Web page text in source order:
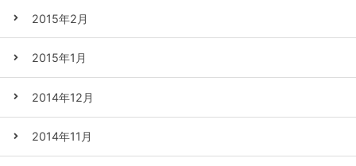
2015年2月
2015年1月
2014年12月
2014年11月